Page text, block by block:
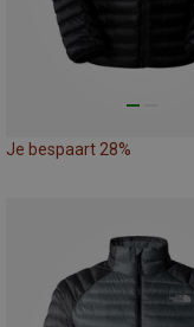
Je bespaart 28%